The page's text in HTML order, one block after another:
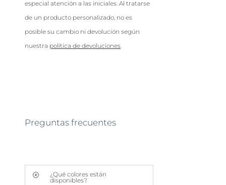
especial atención a las iniciales. Al tratarse
de un producto personalizado, no es
posible su cambio ni devolución según
nuestra política de devoluciones.
Preguntas frecuentes
¿Qué colores están
disponibles?